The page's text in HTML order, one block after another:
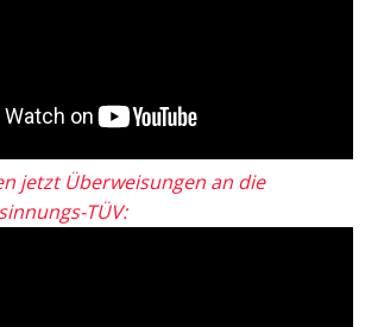
jetzt Überweisungen an die
TÜV: